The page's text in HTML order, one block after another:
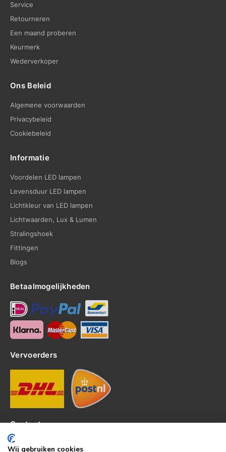
Service
Retourneren
Een maand proberen
Keurmerk
Wederverkoper
Ons Beleid
Algemene voorwaarden
Privacybeleid
Cookiebeleid
Informatie
Voordelen LED lampen
Levensduur LED lampen
Lichtkleur van LED lampen
Lichtwaarden, Lux & Lumen
Stralingshoek
Fittingen
Blogs
Betaalmogelijkheden
Vervoerders
Contact
Kerkhof 8, 4301EP Zierikzee
Wij gebruiken cookies